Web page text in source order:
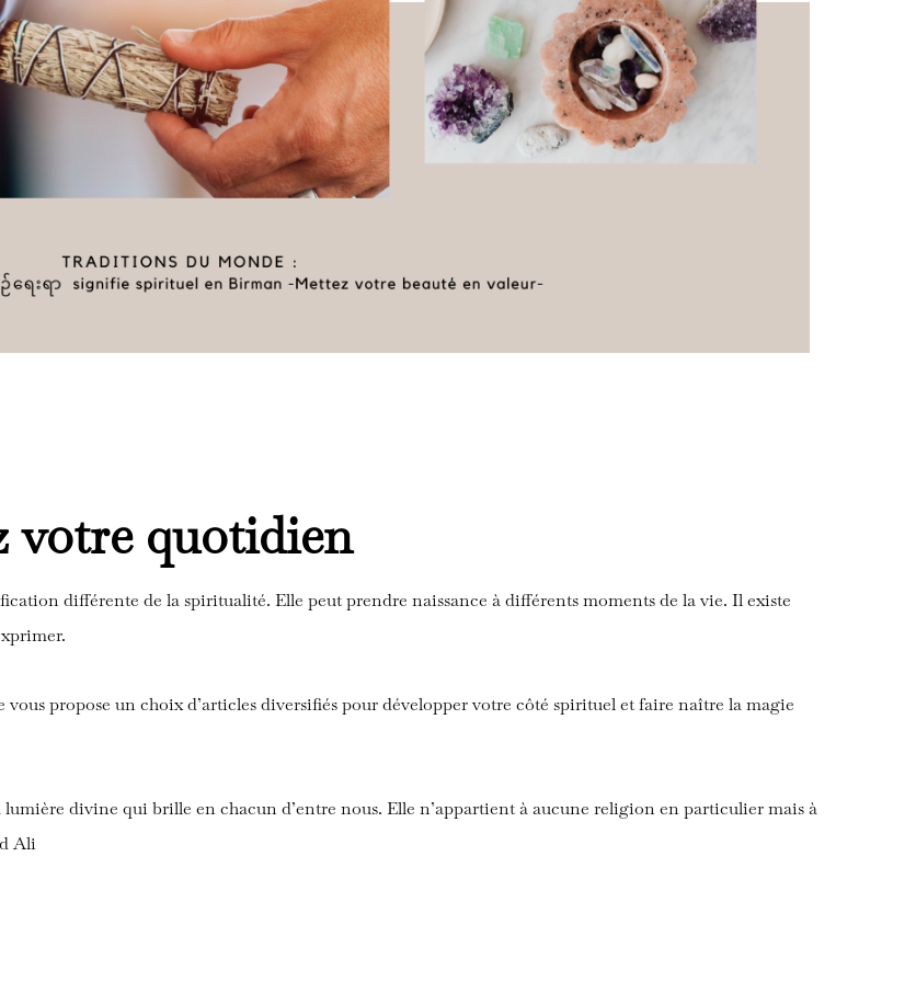
votre quotidien
différente de la spiritualité. Elle peut prendre naissance à différents moments de la vie.Il existe
vous propose un choix d’articles diversifiés pour développer votre côté spirituel et faire naître la magie
divine qui brille en chacun d’entre nous. Elle n’appartient à aucune religion en particulier mais à
Ali